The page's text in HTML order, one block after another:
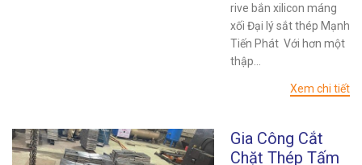
rive bắn xilicon máng
xối Đại lý sắt thép Mạnh
Tiến Phát Với hơn một
thập...
Xem chi tiết
Gia Công Cắt
Chặt Thép Tấm